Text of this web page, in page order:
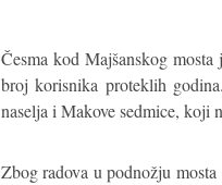
Česma kod Majšanskog
broj korisnika proteklih
naselja i Makove sedmice, koji
Zbog radova u podnožju